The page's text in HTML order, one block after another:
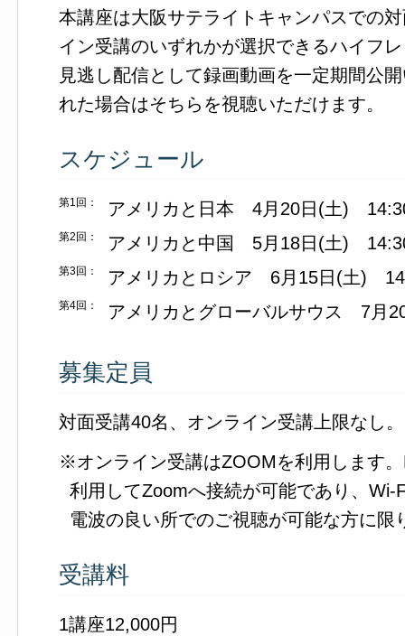
本講座は大阪サテライトキャンパスでの
イン受講のいずれかが選択できるハイフ
見逃し配信として録画動画を一定期間公
れた場合はそちらを視聴いただけます。
スケジュール
第1回： アメリカと日本 4月20日(土)
第2回： アメリカと中国 5月18日(土)
第3回： アメリカとロシア 6月15日(土)
第4回： アメリカとグローバルサウス 7月
募集定員
対面受講40名、オンライン受講上限なし。
※オンライン受講はZOOMを利用します
利用してZoomへ接続が可能であり、Wi-
電波の良い所でのご視聴が可能な方に限
受講料
1講座12,000円